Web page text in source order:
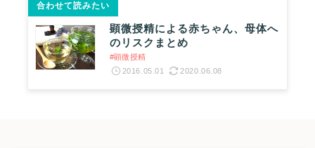
合わせて読みたい
顕微授精による赤ちゃん、母体へ
のリスクまとめ
#顕微授精
2016.05.01
2020.06.08